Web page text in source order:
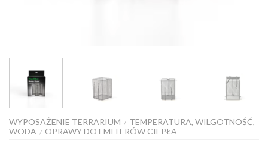
WYPOSAŻENIE TERRARIUM / TEMPERATURA, WILGOTNOŚĆ,
WODA / OPRAWY DO EMITERÓW CIEPŁA